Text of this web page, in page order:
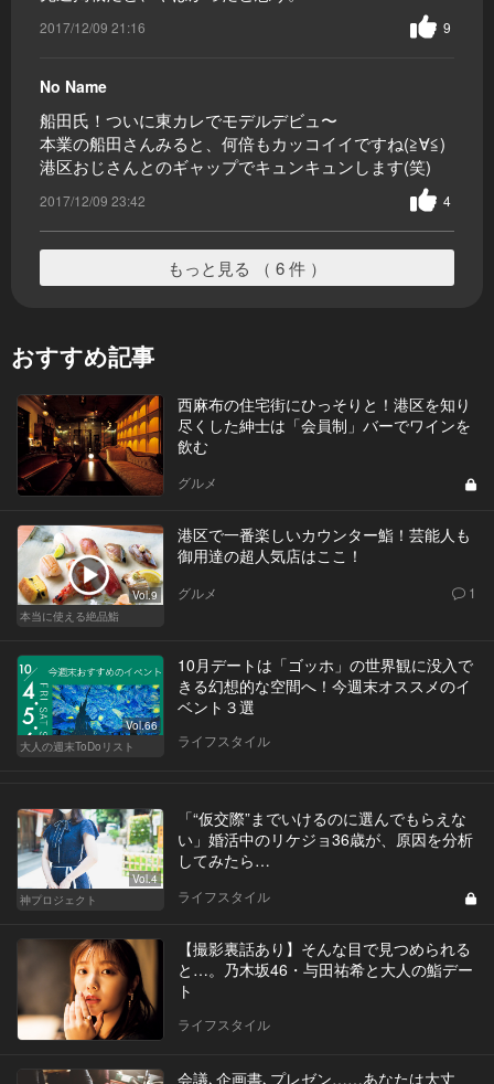
2017/12/09 21:16 9
No Name
船田氏！ついに東カレでモデルデビュ〜
本業の船田さんみると、何倍もカッコイイですね(≧∀≦)
港区おじさんとのギャップでキュンキュンします(笑)
2017/12/09 23:42 4
もっと見る （ 6 件 ）
おすすめ記事
西麻布の住宅街にひっそりと！港区を知り
尽くした紳士は「会員制」バーでワインを
飲む
グルメ
Vol.9
本当に使える絶品鮨
港区で一番楽しいカウンター鮨！芸能人も
御用達の超人気店はここ！
グルメ 1
Vol.66
大人の週末ToDoリスト
10月デートは「ゴッホ」の世界観に没入で
きる幻想的な空間へ！今週末オススメのイ
ベント３選
ライフスタイル
Vol.4
神プロジェクト
「“仮交際”までいけるのに選んでもらえな
い」婚活中のリケジョ36歳が、原因を分析
してみたら…
ライフスタイル
【撮影裏話あり】そんな目で見つめられる
と…。乃木坂46・与田祐希と大人の鮨デー
ト
ライフスタイル
会議､企画書､プレゼン……あなたは大丈